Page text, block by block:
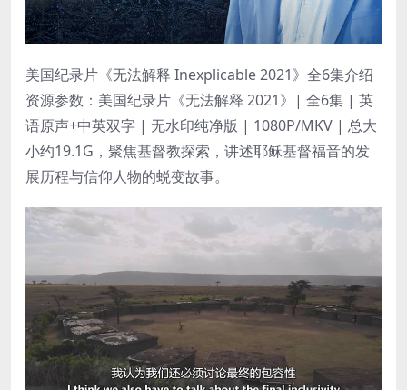
美国纪录片《无法解释 Inexplicable 2021》全6集介绍
资源参数：美国纪录片《无法解释 2021》| 全6集 | 英
语原声+中英双字 | 无水印纯净版 | 1080P/MKV | 总大
小约19.1G，聚焦基督教探索，讲述耶稣基督福音的发
展历程与信仰人物的蜕变故事。